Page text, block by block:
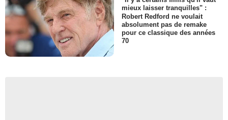
mieux laisser tranquilles" :
Robert Redford ne voulait
absolument pas de remake
pour ce classique des années
70